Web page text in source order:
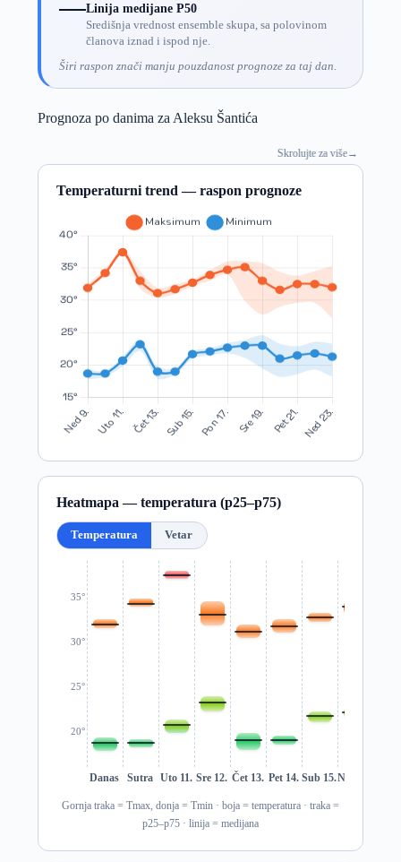
Linija medijane P50
Središnja vrednost ensemble skupa, sa polovinom
članova iznad i ispod nje.
Širi raspon znači manju pouzdanost prognoze za taj dan.
Prognoza po danima za Aleksu Šantića
Skrolujte za više→
Temperaturni trend — raspon prognoze
Heatmapa — temperatura (p25–p75)
Temperatura Vetar
20°
25°
30°
35°
Danas Sutra Uto 11. Sre 12. Čet 13. Pet 14. Sub 15.Ned 16.
Gornja traka = Tmax, donja = Tmin · boja = temperatura · traka =
p25–p75 · linija = medijana